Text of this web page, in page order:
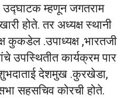
उद्घाटक म्हणून जगतराम
होते. तर अध्यक्ष स्थानी
कुकडेल .उपाध्यक्ष ,भारतजी
उपस्थितीत कार्यक्रम पार
शुभदाताई देशमुख .कुरखेडा,
सहसचिव कोरची होते.